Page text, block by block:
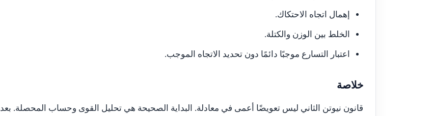
إهمال اتجاه الاحتكاك.
الخلط بين الوزن والكتلة.
اعتبار التسارع موجبًا دائمًا دون تحديد الاتجاه الموجب.
خلاصة
قانون نيوتن الثاني ليس تعويضًا أعمى في معادلة. البداية الصحيحة هي تحليل القوى وحساب المحصلة. بعد